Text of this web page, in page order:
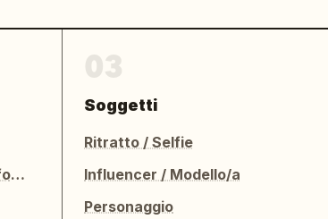
Fermo immagine cinematografico / Still fotografico
Soggetti
Ritratto / Selfie
Influencer / Modello/a
Personaggio